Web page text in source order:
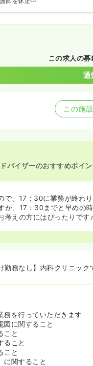
この求人の募
通
この施
バイザーのおすすめポイン
で、17：30に業務が終わ
が、17：30までと早めの
考えの方にはぴったりです♪
勤務なし】内科クリニック
務を行っていただきます
図に関すること
こと
ること
こと
に関すること